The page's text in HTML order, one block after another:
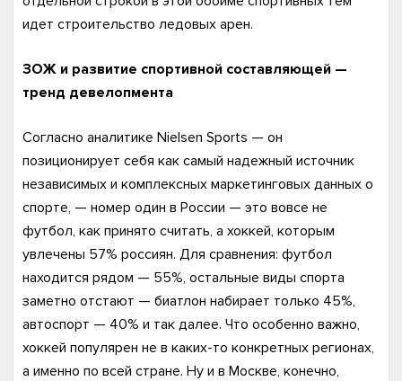
идет строительство ледовых арен.
ЗОЖ и развитие спортивной составляющей —
тренд девелопмента
Согласно аналитике Nielsen Sports — он
позиционирует себя как самый надежный источник
независимых и комплексных маркетинговых данных о
спорте, — номер один в России — это вовсе не
футбол, как принято считать, а хоккей, которым
увлечены 57% россиян. Для сравнения: футбол
находится рядом — 55%, остальные виды спорта
заметно отстают — биатлон набирает только 45%,
автоспорт — 40% и так далее. Что особенно важно,
хоккей популярен не в каких-то конкретных регионах,
а именно по всей стране. Ну и в Москве, конечно,